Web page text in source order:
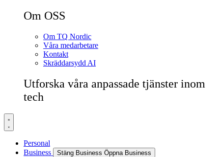
Om OSS
Om TQ Nordic
Våra medarbetare
Kontakt
Skräddarsydd AI
Utforska våra anpassade tjänster inom
tech
Personal
Business
Stäng Business Öppna Business